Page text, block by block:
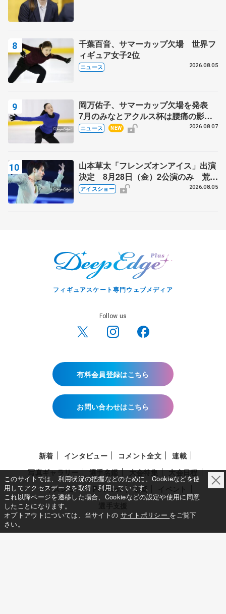
千葉百音、サマーカップ欠場 世界フ
ィギュア女子2位
ニュース 2026.08.05
岡万佑子、サマーカップ欠場を発表
7月のみなとアクルス杯は腰痛の影響
で
ニュース NEW 2026.08.07
山本草太「フレンズオンアイス」出演
決定 8月28日（金）2公演のみ 荒川
静香さんプロデュース、20周年のアイ
アイスショー 2026.08.05
フィギュアスケート専門ウェブメディア
Follow us
有料会員登録はこちら
お問い合わせはこちら
新着 インタビュー コメント全文
連載
写真ギャラリー
選手名鑑 大会特集
大会日程
アイスショー
Podcast 動画
このサイトでは、利用状況の把握などのために、Cookieなどを使
用してアクセスデータを取得・利用しています。
これ以降ページを遷移した場合、Cookieなどの設定や使用に同意
したことになります。
オプトアウトについては、当サイトの サイトポリシー をご覧下
さい。